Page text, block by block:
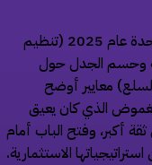
– وضعت القوانين التي أُقرت في الولايات المتحدة عام 2025 (تنظيم
وحسم الجدل حول
معايير أوضح
الذي كان يعيق
وفتح الباب أمام
الاستثمارية.